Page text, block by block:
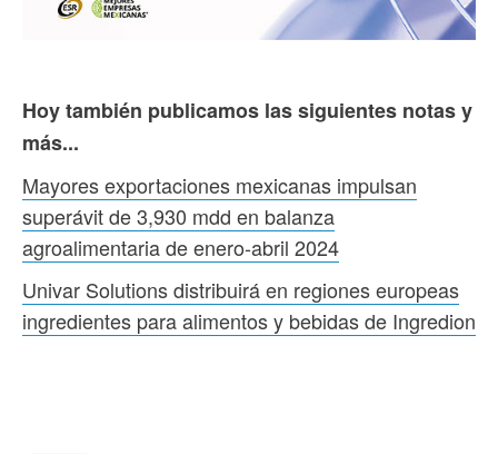
Hoy también publicamos las siguientes notas y
más...
Mayores exportaciones mexicanas impulsan
superávit de 3,930 mdd en balanza
agroalimentaria de enero-abril 2024
Univar Solutions distribuirá en regiones europeas
ingredientes para alimentos y bebidas de Ingredion